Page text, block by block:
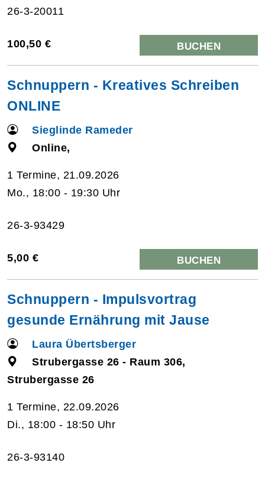
26-3-20011
100,50 € BUCHEN
Schnuppern - Kreatives Schreiben
ONLINE
Sieglinde Rameder
Online,
1 Termine, 21.09.2026
Mo., 18:00 - 19:30 Uhr
26-3-93429
5,00 € BUCHEN
Schnuppern - Impulsvortrag
gesunde Ernährung mit Jause
Laura Übertsberger
Strubergasse 26 - Raum 306,
Strubergasse 26
1 Termine, 22.09.2026
Di., 18:00 - 18:50 Uhr
26-3-93140